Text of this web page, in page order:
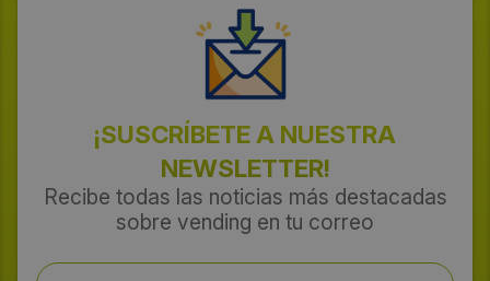
¡SUSCRÍBETE A NUESTRA
NEWSLETTER!
Recibe todas las noticias más destacadas
sobre vending en tu correo